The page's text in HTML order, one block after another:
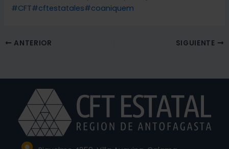
#CFT#cftestatales#coaniquem
ANTERIOR SIGUIENTE